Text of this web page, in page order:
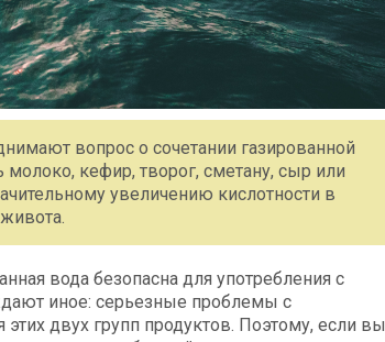
вопрос о сочетании газированной
кефир, творог, сметану, сыр или
увеличению кислотности в
вода безопасна для употребления с
иное: серьезные проблемы с
двух групп продуктов. Поэтому, если вы